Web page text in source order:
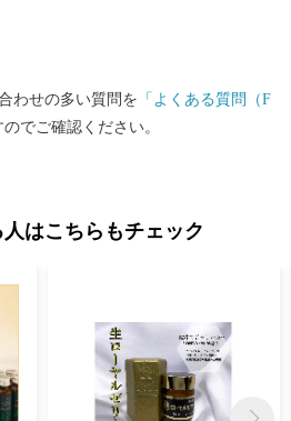
わせの多い質問を 「よくある質問（F
でご確認ください。
はこちらもチェック